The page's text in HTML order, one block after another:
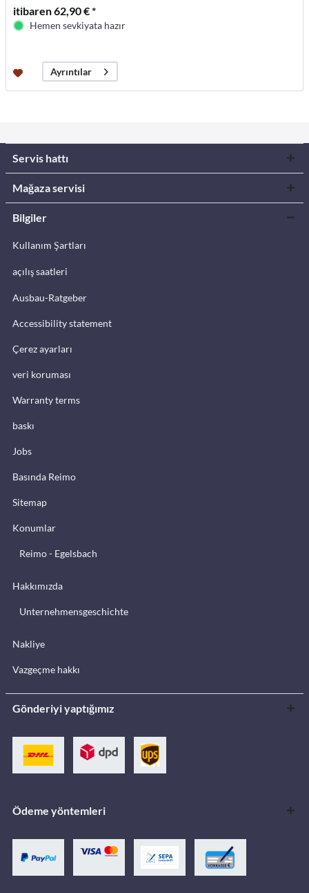
itibaren 62,90 € *
Hemen sevkiyata hazır
Ayrıntılar
Servis hattı
Mağaza servisi
Bilgiler
Kullanım Şartları
açılış saatleri
Ausbau-Ratgeber
Accessibility statement
Çerez ayarları
veri koruması
Warranty terms
baskı
Jobs
Basında Reimo
Sitemap
Konumlar
Reimo - Egelsbach
Hakkımızda
Unternehmensgeschichte
Nakliye
Vazgeçme hakkı
Gönderiyi yaptığımız
Ödeme yöntemleri